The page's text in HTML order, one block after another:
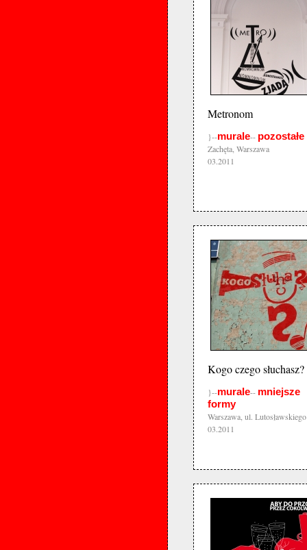
Metronom
}--murale-- pozostałe
Zachęta, Warszawa
03.2011
Kogo czego słuchasz?
}--murale-- mniejsze
formy
Warszawa, ul.
03.2011